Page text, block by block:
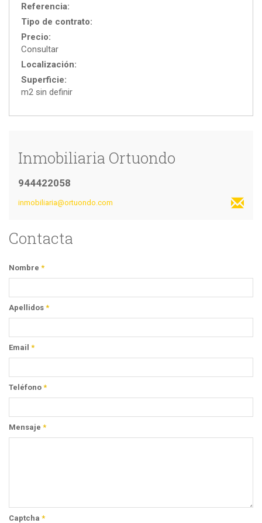
Referencia:
Tipo de contrato:
Precio:
Consultar
Localización:
Superficie:
m2 sin definir
Inmobiliaria Ortuondo
944422058
inmobiliaria@ortuondo.com
Contacta
Nombre *
Apellidos *
Email *
Teléfono *
Mensaje *
Captcha *